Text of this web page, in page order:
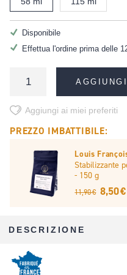
Disponibile
Effettua l'ordine prima delle
Aggiungi ai miei preferiti
PREZZO IMBATTIBILE:
Louis
Stabilizzante
- 150 g
11,90 € 8,50 €
DESCRIZIONE